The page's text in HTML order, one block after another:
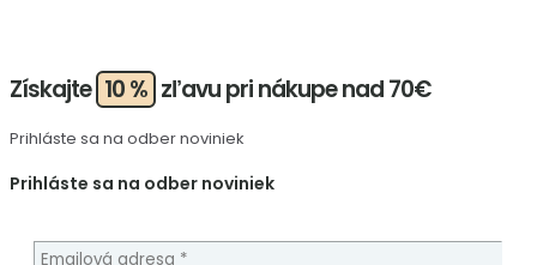
Získajte 10 % zľavu pri nákupe nad 70€
Prihláste sa na odber noviniek
Prihláste sa na odber noviniek